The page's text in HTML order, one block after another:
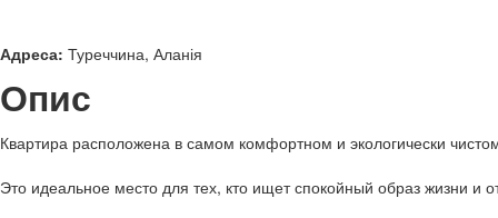
Адреса: Туреччина, Аланія
Опис
Квартира расположена в самом комфортном и экологически
Это идеальное место для тех, кто ищет спокойный образ жизни и